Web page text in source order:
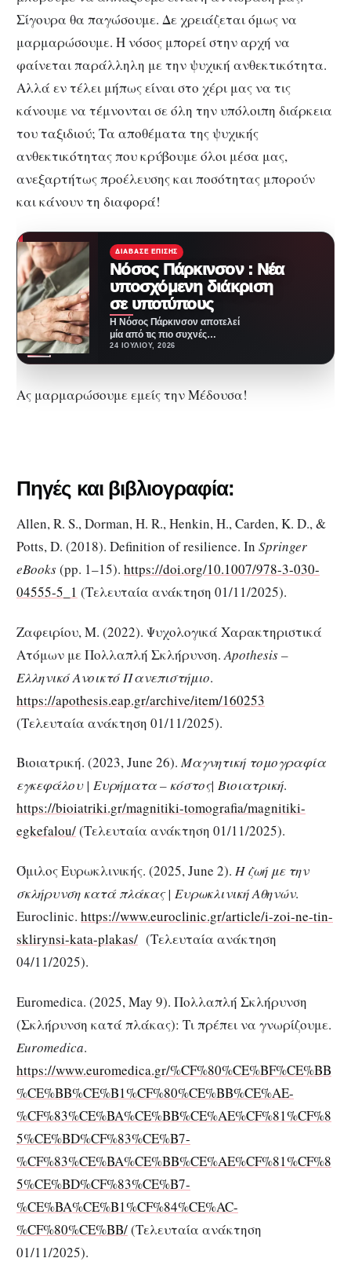
Σίγουρα θα παγώσουμε. Δε χρειάζεται όμως να
μαρμαρώσουμε. Η νόσος μπορεί στην αρχή να
φαίνεται παράλληλη με την ψυχική ανθεκτικότητα.
Αλλά εν τέλει μήπως είναι στο χέρι μας να τις
κάνουμε να τέμνονται σε όλη την υπόλοιπη διάρκεια
του ταξιδιού; Τα αποθέματα της ψυχικής
ανθεκτικότητας που κρύβουμε όλοι μέσα μας,
ανεξαρτήτως προέλευσης και ποσότητας μπορούν
και κάνουν τη διαφορά!
ΔΙΆΒΑΣΕ ΕΠΊΣΗΣ
Νόσος Πάρκινσον : Νέα
υποσχόμενη διάκριση
σε υποτύπους
Η Νόσος Πάρκινσον αποτελεί
μία από τις πιο συχνές
νευροεκφυλιστικές παθήσεις
24 ΙΟΥΛΊΟΥ, 2026
Ας μαρμαρώσουμε εμείς την Μέδουσα!
Πηγές και βιβλιογραφία:
Allen, R. S., Dorman, H. R., Henkin, H., Carden, K. D., &
Potts, D. (2018). Definition of resilience. In Springer
eBooks(pp. 1–15). https://doi.org/10.1007/978-3-030-
04555-5_1 (Τελευταία ανάκτηση 01/11/2025).
Ζαφειρίου, Μ. (2022). Ψυχολογικά Χαρακτηριστικά
Ατόμων με Πολλαπλή Σκλήρυνση.Apothesis–
Ελληνικό Ανοικτό Πανεπιστήμιο.
https://apothesis.eap.gr/archive/item/160253
(Τελευταία ανάκτηση 01/11/2025).
Βιοιατρική. (2023, June 26).Μαγνητική τομογραφία
εγκεφάλου | Ευρήματα – κόστος| Βιοιατρική.
https://bioiatriki.gr/magnitiki-tomografia/magnitiki-
egkefalou/(Τελευταία ανάκτηση 01/11/2025).
Όμιλος Ευρωκλινικής. (2025, June 2). Η ζωή με την
σκλήρυνση κατά πλάκας | Ευρωκλινική Αθηνών.
Euroclinic. https://www.euroclinic.gr/article/i-zoi-ne-tin-
sklirynsi-kata-plakas/ (Τελευταία ανάκτηση
04/11/2025).
Euromedica. (2025, May 9). Πολλαπλή Σκλήρυνση
(Σκλήρυνση κατά πλάκας): Τι πρέπει να γνωρίζουμε.
Euromedica.
https://www.euromedica.gr/%CF%80%CE%BF%CE%BB
%CE%BB%CE%B1%CF%80%CE%BB%CE%AE-
%CF%83%CE%BA%CE%BB%CE%AE%CF%81%CF%8
5%CE%BD%CF%83%CE%B7-
%CF%83%CE%BA%CE%BB%CE%AE%CF%81%CF%8
5%CE%BD%CF%83%CE%B7-
%CE%BA%CE%B1%CF%84%CE%AC-
%CF%80%CE%BB/(Τελευταία ανάκτηση
01/11/2025).